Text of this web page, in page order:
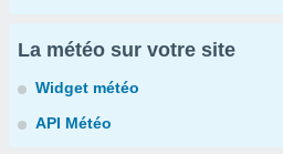
La météo sur votre site
Widget météo
API Météo